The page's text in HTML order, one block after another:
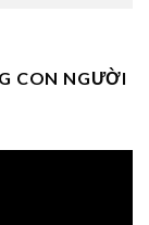
CON NGƯỜI